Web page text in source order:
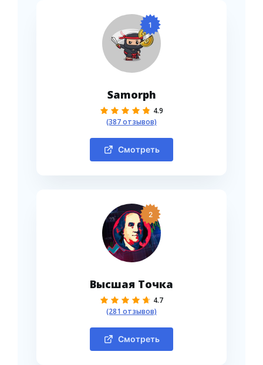
1
Samorph
4.9
(387 отзывов)
Смотреть
2
Высшая Точка
4.7
(281 отзывов)
Смотреть